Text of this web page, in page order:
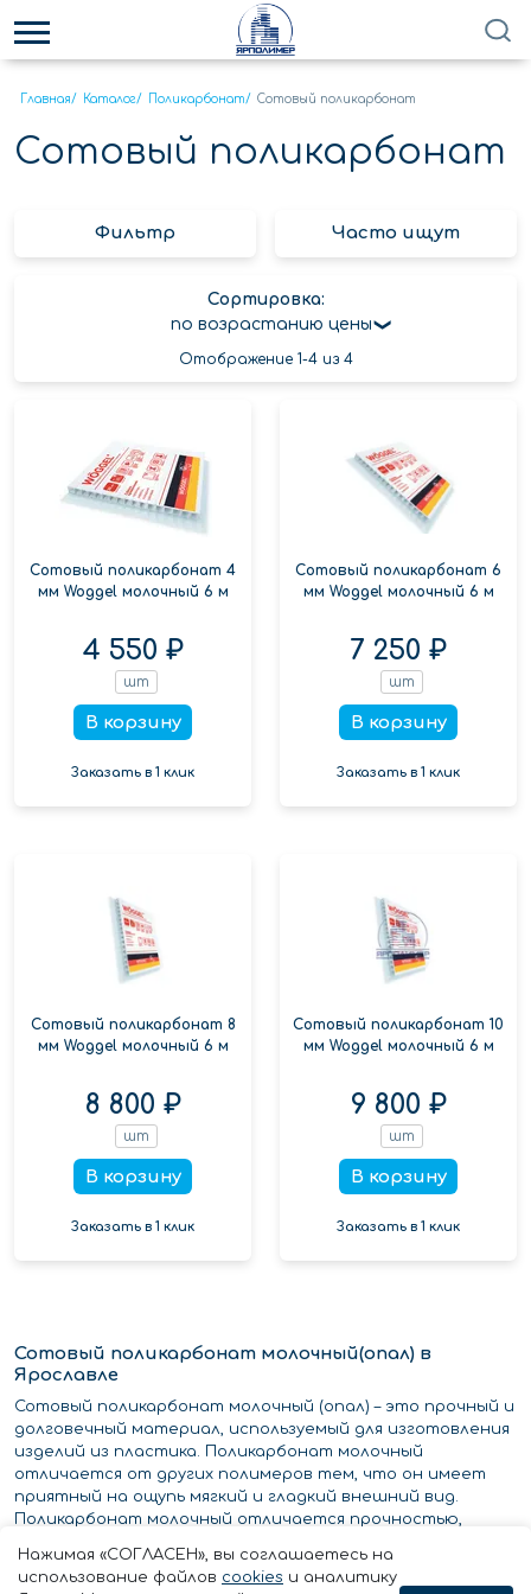
Главная/ Каталог/ Поликарбонат/ Сотовый поликарбонат
Сотовый поликарбонат
Фильтр Часто ищут
Сортировка:
по возрастанию цены
Отображение 1-4 из 4
Сотовый поликарбонат 4
мм Woggel молочный 6 м
4 550 ₽
шт
В корзину
Заказать в 1 клик
Сотовый поликарбонат 6
мм Woggel молочный 6 м
7 250 ₽
шт
В корзину
Заказать в 1 клик
Сотовый поликарбонат 8
мм Woggel молочный 6 м
8 800 ₽
шт
В корзину
Заказать в 1 клик
Сотовый поликарбонат 10
мм Woggel молочный 6 м
9 800 ₽
шт
В корзину
Заказать в 1 клик
Сотовый поликарбонат молочный(опал) в
Ярославле
Сотовый поликарбонат молочный (опал) – это прочный и
долговечный материал, используемый для изготовления
изделий из пластика. Поликарбонат молочный
отличается от других полимеров тем, что он имеет
приятный на ощупь мягкий и гладкий внешний вид.
Поликарбонат молочный отличается прочностью,
характеристиками, поэтому он часто используется для
производства продуктов, подверженных высоким
Нажимая «СОГЛАСЕН», вы соглашаетесь на
использование файлов cookies и аналитику